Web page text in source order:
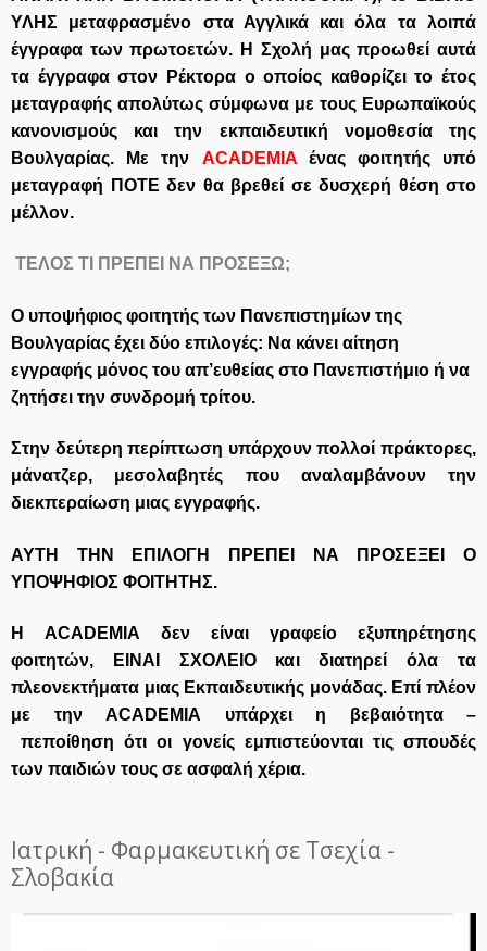
ΥΛΗΣ μεταφρασμένο στα Αγγλικά και όλα τα λοιπά
έγγραφα των πρωτοετών. Η Σχολή μας προωθεί αυτά
τα έγγραφα στον Ρέκτορα ο οποίος καθορίζει το έτος
μεταγραφής απολύτως σύμφωνα με τους Ευρωπαϊκούς
κανονισμούς και την εκπαιδευτική νομοθεσία της
Βουλγαρίας. Με την ACADEMIA ένας φοιτητής υπό
μεταγραφή ΠΟΤΕ δεν θα βρεθεί σε δυσχερή θέση στο
μέλλον.
ΤΕΛΟΣ ΤΙ ΠΡΕΠΕΙ ΝΑ ΠΡΟΣΕΞΩ;
Ο υποψήφιος φοιτητής των Πανεπιστημίων της
Βουλγαρίας έχει δύο επιλογές: Να κάνει αίτηση
εγγραφής μόνος του απ’ευθείας στο Πανεπιστήμιο ή να
ζητήσει την συνδρομή τρίτου.
Στην δεύτερη περίπτωση υπάρχουν πολλοί πράκτορες,
μάνατζερ, μεσολαβητές που αναλαμβάνουν την
διεκπεραίωση μιας εγγραφής.
ΑΥΤΗ ΤΗΝ ΕΠΙΛΟΓΗ ΠΡΕΠΕΙ ΝΑ ΠΡΟΣΕΞΕΙ Ο
ΥΠΟΨΗΦΙΟΣ ΦΟΙΤΗΤΗΣ.
Η ACADEMIA δεν είναι γραφείο εξυπηρέτησης
φοιτητών, ΕΙΝΑΙ ΣΧΟΛΕΙΟ και διατηρεί όλα τα
πλεονεκτήματα μιας Εκπαιδευτικής μονάδας. Επί πλέον
με την ACADEMIA υπάρχει η βεβαιότητα –
πεποίθηση ότι οι γονείς εμπιστεύονται τις σπουδές
των παιδιών τους σε ασφαλή χέρια.
Ιατρική - Φαρμακευτική σε Τσεχία -
Σλοβακία